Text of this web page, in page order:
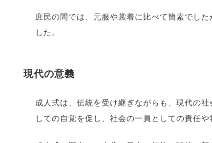
庶民の間では、元服や裳着に比べて簡素でし
した。
現代の意義
成人式は、伝統を受け継ぎながらも、現代の
しての自覚を促し、社会の一員としての責任